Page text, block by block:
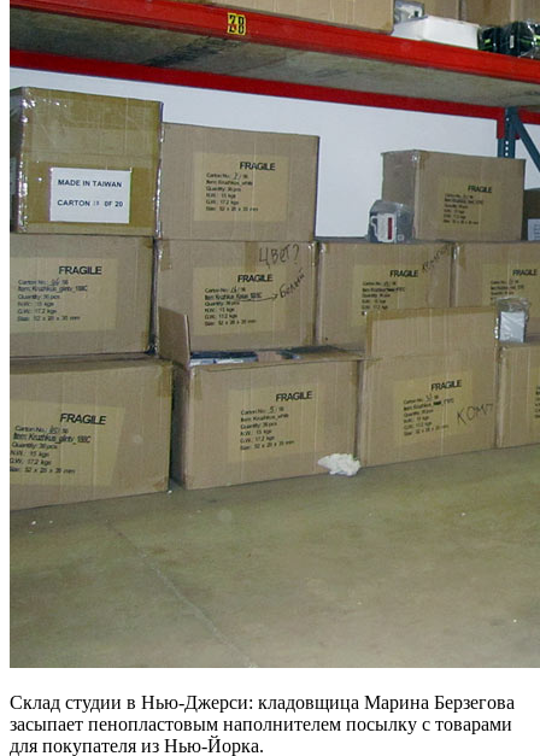
Склад студии в Нью-Джерси: кладовщица Марина Берзегова
засыпает пенопластовым наполнителем посылку с товарами
для покупателя из Нью-Йорка.